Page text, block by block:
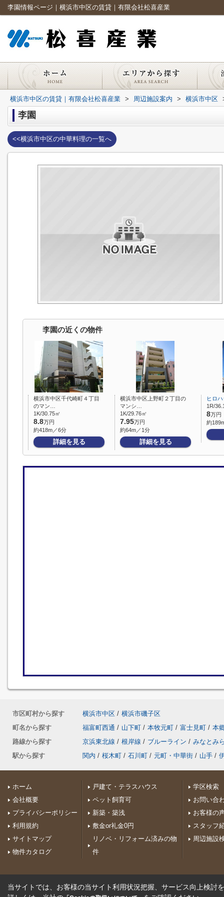
李園情報ページ｜横浜市中区の賃貸｜有限会社松喜産業
横浜市中区の賃貸｜有限会社松喜産業 > 周辺施設案内 > 横浜市中区
李園
<<横浜市中区の中華料理の一覧へ
李園の近くの物件
横浜市中区千代崎町４丁目
のマン…
1K/30.75㎡
8.8万円
約418m／6分
詳細を見る
横浜市中区上野町２丁目の
マンシ…
1K/29.76㎡
7.95万円
約64m／1分
詳細を見る
ヒロ
1R/
8万円
約
市区町村から探す 横浜市中区 / 横浜市磯子区
町名から探す
福富町西通 / 山下町 / 本牧元町 / 富士見町 / 本
路線から探す
京浜東北線 / 根岸線 / ブルーライン / みなとみ
駅から探す
関内 / 桜木町 / 石川町 / 元町・中華街 / 山手 /
ホーム
会社概要
プライバシーポリシー
利用規約
サイトマップ
物件カタログ
戸建て・テラスハウス
ペット飼育可
新築・築浅
敷金or礼金0円
リノベ・リフォーム済みの物
件
学区検索
お問い合
お客様の
スタッフ
周辺施設
当サイトでは、お客様の当サイト利用状況把握、サービス向上検討